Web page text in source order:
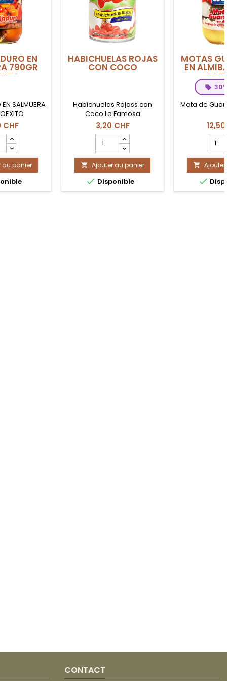
EN
790GR
SALMUERA
CHF
au panier
HABICHUELAS ROJAS
CON COCO
Habichuelas Rojass con
Coco La Famosa
3,20 CHF
quantité
du
produit
HABICHUELAS
ROJAS
CON
 Ajouter au panier
 Disponible
MOTAS
EN
Mota de
du
EN


CONTACT